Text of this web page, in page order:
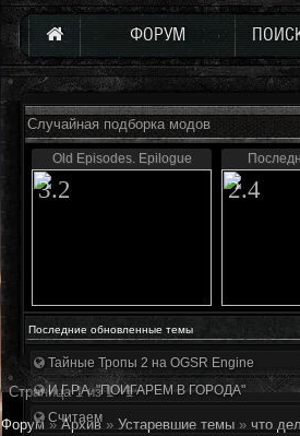
ФОРУМ
Случайная подборка модов
Old Episodes. Epilogue
3.2 2.4
Последние обновленные темы
Тайные Тропы 2 на OGSR Engine
И.Г.Р.А. "ПОИГАРЕМ В ГОРОДА"
Считаем
Страница1из1 1
Форум » Архив » Устаревшие темы » что